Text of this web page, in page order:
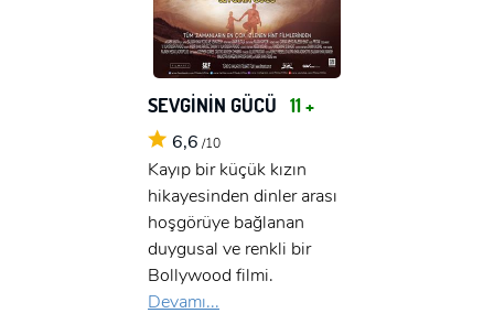
SEVGİNİN GÜCÜ 11 +
6,6 /10
Kayıp bir küçük kızın
hikayesinden dinler arası
hoşgörüye bağlanan
duygusal ve renkli bir
Bollywood filmi.
Devamı...